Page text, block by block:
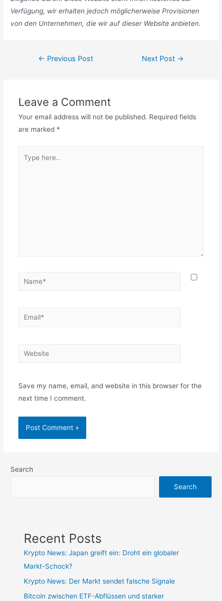
Verfügung, wir erhalten jedoch möglicherweise Provisionen
von den Unternehmen, die wir auf dieser Website anbieten.
Post← Previous Post Next Post →
Leave a Comment
Your email address will not be published. Required fields
are marked *
here..
Name*
Email*
Website
Save my name, email, and website in this browser for the
next time I comment.
Search
Search
Recent Posts
Krypto News: Japan greift ein: Droht ein globaler
Markt-Schock?
Krypto News: Der Markt sendet falsche Signale
Bitcoin zwischen ETF-Abflüssen und starker